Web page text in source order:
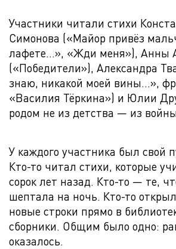
Участники читали стихи
Симонова («Майор привёз
лафете…», «Жди меня»), Анны
(«Победители»), Александра
знаю, никакой моей вины…»,
«Василия Тёркина») и Юлии
родом не из детства — из
У каждого участника был свой
Кто-то читал стихи, которые
сорок лет назад. Кто-то — те,
шептала на ночь. Кто-то
новые строки прямо в
сборники. Общим было одно:
оказалось.